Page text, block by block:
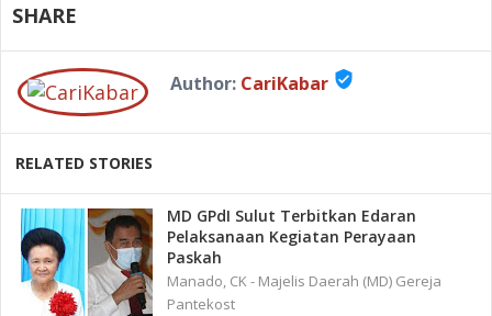
SHARE
Author: CariKabar verified_user
RELATED STORIES
MD GPdI Sulut Terbitkan Edaran
Pelaksanaan Kegiatan Perayaan
Paskah
Manado, CK - Majelis Daerah (MD) Gereja
Pantekost